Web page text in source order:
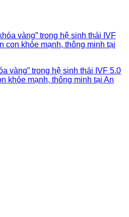
vàng” trong hệ sinh thái IVF 5.0
khỏe mạnh, thông minh tại An